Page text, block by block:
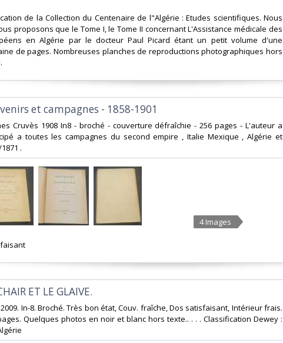
de la Collection du Centenaire de l"Algérie : Etudes scientifiques. Nous
proposons que le Tome I, le Tome II concernant L'Assistance médicale des
en Algérie par le docteur Paul Picard étant un petit volume d'une
de pages. Nombreuses planches de reproductions photographiques hors
et campagnes - 1858-1901‎
Cruvès 1908 In8 - broché - couverture défraîchie - 256 pages - L'auteur a
a toutes les campagnes du second empire , Italie Mexique , Algérie et
.‎
4 Images
ET LE GLAIVE.‎
2009. In-8. Broché. Très bon état, Couv. fraîche, Dos satisfaisant, Intérieur frais.
Quelques photos en noir et blanc hors texte.. . . . Classification Dewey :